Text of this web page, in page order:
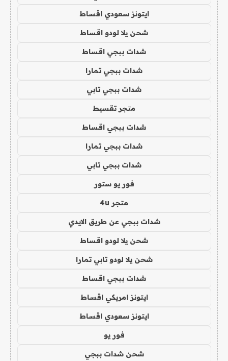
ايتونز سعودي اقساط
شحن يلا لودو اقساط
شدات ببجي اقساط
شدات ببجي تمارا
شدات ببجي تابي
متجر تقسيط
شدات ببجي اقساط
شدات ببجي تمارا
شدات ببجي تابي
فور يو ستور
متجر 4u
شدات ببجي عن طريق الايدي
شحن يلا لودو اقساط
شحن يلا لودو تابي تمارا
شدات ببجي اقساط
ايتونز امريكي اقساط
ايتونز سعودي اقساط
فور يو
شحن شدات ببجي